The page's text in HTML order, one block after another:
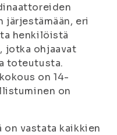
järjestämään, eri
henkilöistä
jotka ohjaavat
toteutusta.
on 14-
on
vastata kaikkien